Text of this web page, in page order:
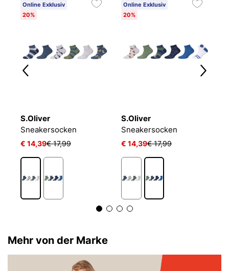
Online Exklusiv
20%
S.Oliver
Sneakersocken
€ 14,39€ 17,99
Online Exklusiv
20%
S.Oliver
Sneakersocken
€ 14,39€ 17,99
Mehr von der Marke